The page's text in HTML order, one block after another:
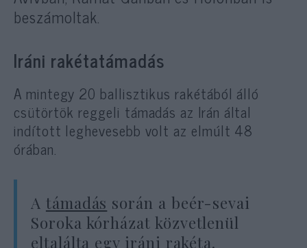
beszámoltak.
Iráni rakétatámadás
A mintegy 20 ballisztikus rakétából álló
csütörtök reggeli támadás az Irán által
indított leghevesebb volt az elmúlt 48
órában.
A támadás során a beér-sevai
Soroka kórházat közvetlenül
eltalálta egy iráni rakéta.